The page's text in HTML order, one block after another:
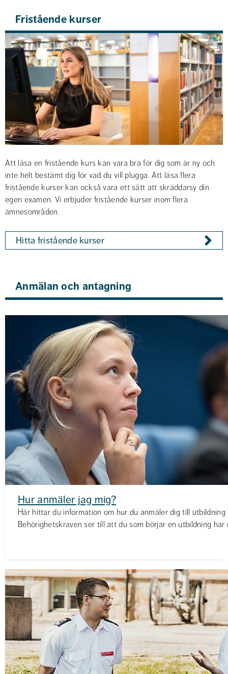
Fristående kurser
Att läsa en fristående kurs kan vara bra för dig som är ny och
inte helt bestämt dig för vad du vill plugga. Att läsa flera
fristående kurser kan också vara ett sätt att skräddarsy din
egen examen. Vi erbjuder fristående kurser inom flera
ämnesområden.
Hitta fristående kurser
Anmälan och antagning
Hur anmäler jag mig?
Här hittar du information om hur du anmäler dig till utbildning
Behörighetskraven ser till att du som börjar en utbildning